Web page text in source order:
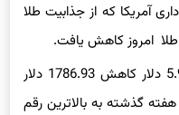
آمریکا که از جذابیت طلا
امروز کاهش یافت.
هر اونس طلا در بازارهای جهانی با 5.98 دلار کاهش 1786.93 دلار
گذشته به بالاترین رقم